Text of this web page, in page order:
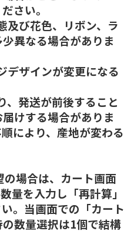
さい。
及び花色、リボン、ラ
異なる場合がありま
デザインが変更になる
、発送が前後すること
けする場合がありま
により、産地が変わる
場合は、カート画面
量を入力し「再計算」
。当画面での「カート
数量選択は1個で結構